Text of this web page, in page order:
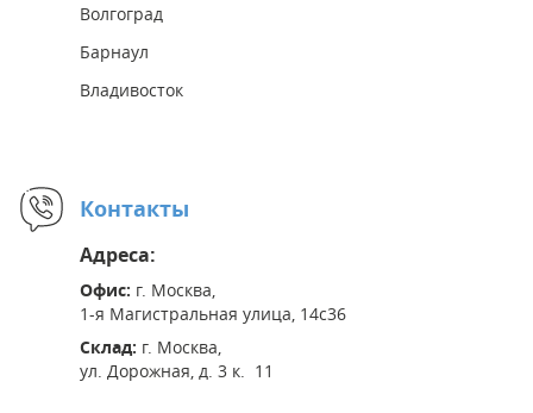
Волгоград
Барнаул
Владивосток
Контакты
Адреса:
Офис: г. Москва,
1-я Магистральная улица, 14с36
Склад: г. Москва,
ул. Дорожная, д. 3 к. 11